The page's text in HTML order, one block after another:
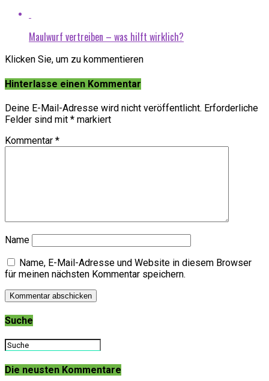
Maulwurf vertreiben – was hilft wirklich?
Klicken Sie, um zu kommentieren
Hinterlasse einen Kommentar
Deine E-Mail-Adresse wird nicht veröffentlicht. Erforderliche
Felder sind mit * markiert
Kommentar *
Name
Name, E-Mail-Adresse und Website in diesem Browser
für meinen nächsten Kommentar speichern.
Suche
Die neusten Kommentare